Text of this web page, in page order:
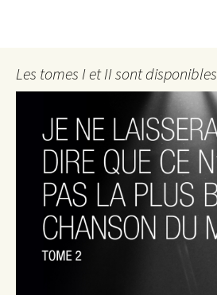
Les tomes I et II sont disponibles